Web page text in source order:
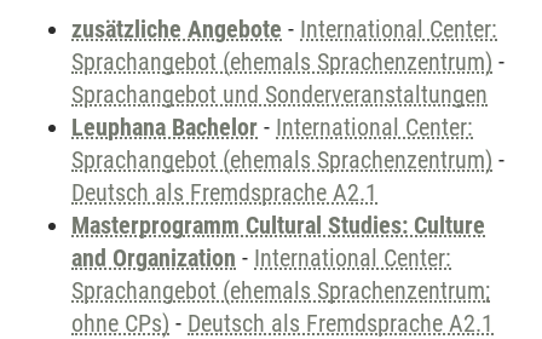
zusätzliche Angebote - International Center:
Sprachangebot (ehemals Sprachenzentrum) -
Sprachangebot und Sonderveranstaltungen
Leuphana Bachelor - International Center:
Sprachangebot (ehemals Sprachenzentrum) -
Deutsch als Fremdsprache A2.1
Masterprogramm Cultural Studies: Culture
and Organization - International Center:
Sprachangebot (ehemals Sprachenzentrum;
ohne CPs) - Deutsch als Fremdsprache A2.1